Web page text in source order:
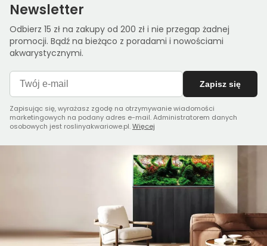
Newsletter
Odbierz 15 zł na zakupy od 200 zł i nie przegap żadnej
promocji. Bądź na bieżąco z poradami i nowościami
akwarystycznymi.
Zapisz się
Zapisując się, wyrażasz zgodę na otrzymywanie wiadomości
marketingowych na podany adres e-mail. Administratorem danych
osobowych jest roslinyakwariowe.pl.Więcej